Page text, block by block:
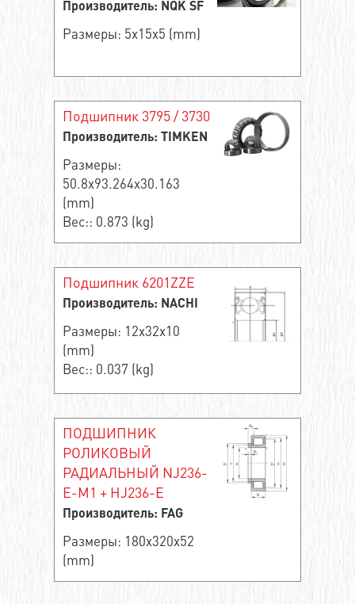
Производитель: NQK SF
Размеры: 5x15x5 (mm)
Подшипник 3795 / 3730
Производитель: TIMKEN
Размеры:
50.8x93.264x30.163
(mm)
Вес:: 0.873 (kg)
Подшипник 6201ZZE
Производитель: NACHI
Размеры: 12x32x10
(mm)
Вес:: 0.037 (kg)
ПОДШИПНИК
РОЛИКОВЫЙ
РАДИАЛЬНЫЙ NJ236-
E-M1 + HJ236-E
Производитель: FAG
Размеры: 180x320x52
(mm)